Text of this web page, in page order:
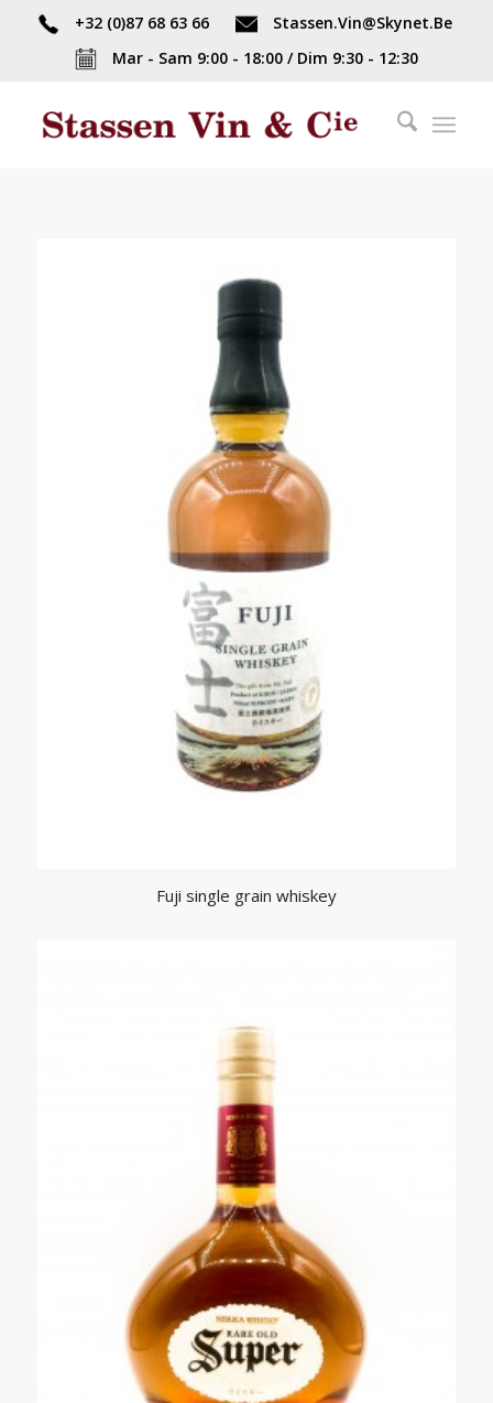
+32 (0)87 68 63 66
Stassen.Vin@Skynet.Be
Mar - Sam 9:00 - 18:00 / Dim 9:30 - 12:30
Fuji single grain whiskey